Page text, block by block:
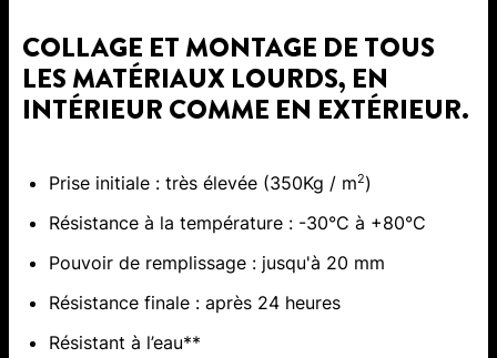
COLLAGE ET MONTAGE DE TOUS
LES MATÉRIAUX LOURDS, EN
INTÉRIEUR COMME EN EXTÉRIEUR.
Prise initiale : très élevée (350Kg / m2)
Résistance à la température : -30°C à +80°C
Pouvoir de remplissage : jusqu'à 20 mm
Résistance finale : après 24 heures
Résistant à l’eau**